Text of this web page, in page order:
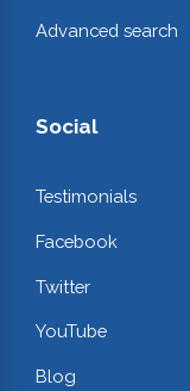
Advanced search
Social
Testimonials
Facebook
Twitter
YouTube
Blog